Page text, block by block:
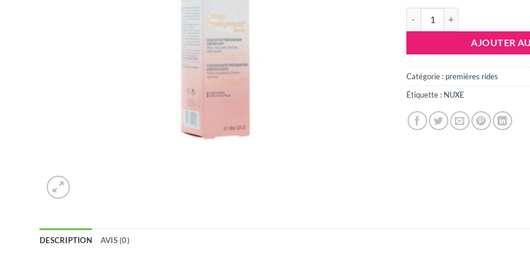
AJOUTER
Catégorie : premières rides
Étiquette : NUXE
DESCRIPTION AVIS (0)